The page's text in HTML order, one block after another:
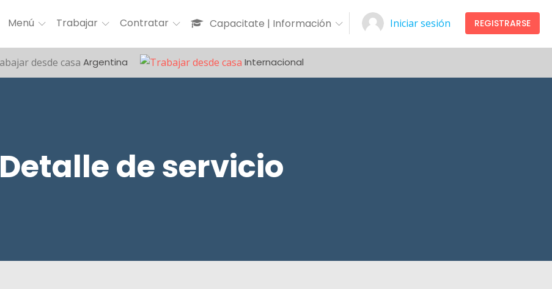
Menú Trabajar Contratar Capacitate | Información Iniciar sesión REGISTRARSE
Argentina Internacional
Detalle de servicio